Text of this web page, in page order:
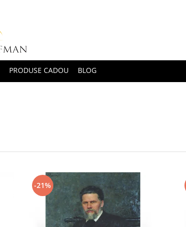
PRODUSE CADOU BLOG
-21%